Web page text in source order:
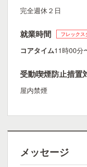
完全週休２日
就業時間 フレックス
コアタイム11時00分
受動喫煙防止措置
屋内禁煙
メッセージ